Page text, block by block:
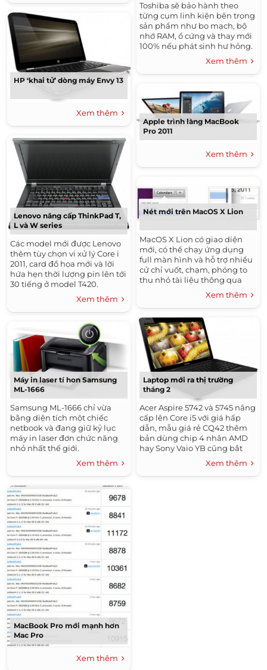
HP ‘khai tử’ dòng máy Envy 13
Xem thêm
Lenovo nâng cấp ThinkPad T,
L và W series
Các model mới được Lenovo
thêm tùy chọn vi xử lý Core i
2011, card đồ họa mới và lời
hứa hẹn thời lượng pin lên tới
30 tiếng ở model T420.
Xem thêm
Máy in laser tí hon Samsung
ML-1666
Samsung ML-1666 chỉ vừa
bằng diện tích một chiếc
netbook và đang giữ kỷ lục
máy in laser đơn chức năng
nhỏ nhất thế giới.
Xem thêm
MacBook Pro mới mạnh hơn
Mac Pro
Xem thêm
Toshiba sẽ bảo hành theo
từng cụm linh kiện bên trong
sản phẩm như bo mạch, bộ
nhớ RAM, ổ cứng và thay mới
100% nếu phát sinh hư hỏng.
Xem thêm
Apple trình làng MacBook
Pro 2011
Xem thêm
Nét mới trên MacOS X Lion
MacOS X Lion có giao diện
mới, có thể chạy ứng dụng
full màn hình và hỗ trợ nhiều
cử chỉ vuốt, chạm, phóng to
thu nhỏ tài liệu thông qua
touchpad như iPhone hay
Xem thêm
Laptop mới ra thị trường
tháng 2
Acer Aspire 5742 và 5745 nâng
cấp lên Core i5 với giá hấp
dẫn, mẫu giá rẻ CQ42 thêm
bản dùng chip 4 nhân AMD
hay Sony Vaio YB cũng bắt
đầu được bán tại Việt Nam.
Xem thêm